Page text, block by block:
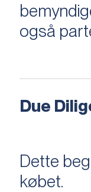
også
Due
Dette
købet.